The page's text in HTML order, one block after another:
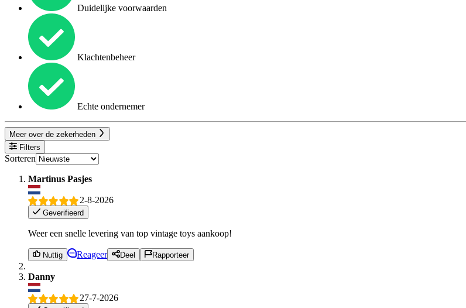
Duidelijke voorwaarden
Klachtenbeheer
Echte ondernemer
Meer over de zekerheden
Filters
Sorteren
Martinus Pasjes
2-8-2026
Geverifieerd
Weer een snelle levering van top vintage toys aankoop!
Nuttig Reageer Deel Rapporteer
Danny
27-7-2026